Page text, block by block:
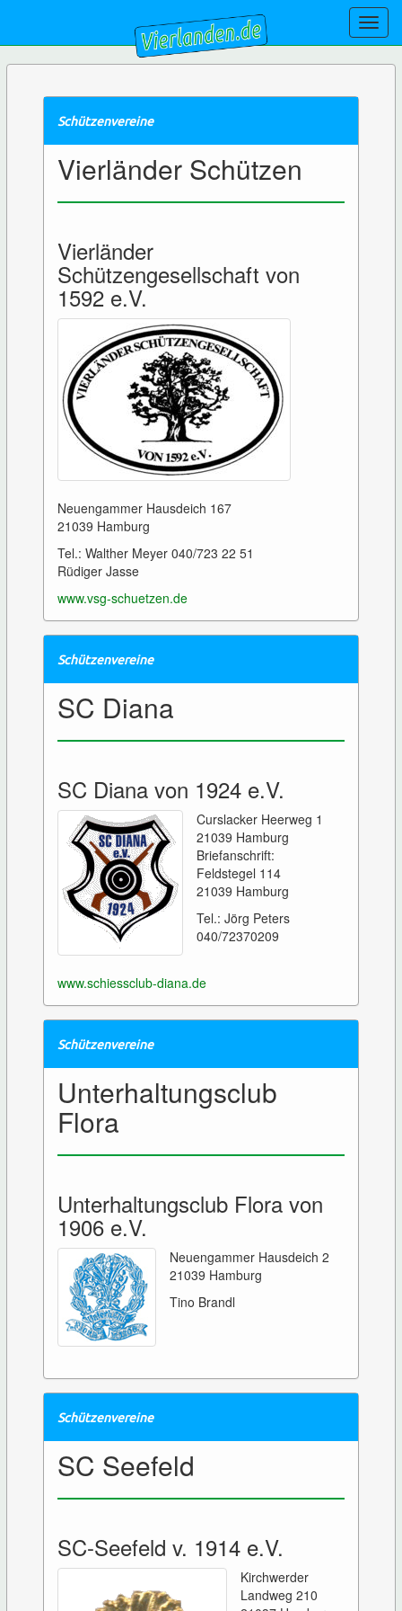
Schützenvereine
Vierländer Schützen
Vierländer
Schützengesellschaft von
1592 e.V.
Neuengammer Hausdeich 167
21039 Hamburg
Tel.: Walther Meyer 040/723 22 51
Rüdiger Jasse
www.vsg-schuetzen.de
Schützenvereine
SC Diana
SC Diana von 1924 e.V.
Curslacker Heerweg 1
21039 Hamburg
Briefanschrift:
Feldstegel 114
21039 Hamburg
Tel.: Jörg Peters
040/72370209
www.schiessclub-diana.de
Schützenvereine
Unterhaltungsclub
Flora
Unterhaltungsclub Flora von
1906 e.V.
Neuengammer Hausdeich 2
21039 Hamburg
Tino Brandl
Schützenvereine
SC Seefeld
SC-Seefeld v. 1914 e.V.
Kirchwerder
Landweg 210